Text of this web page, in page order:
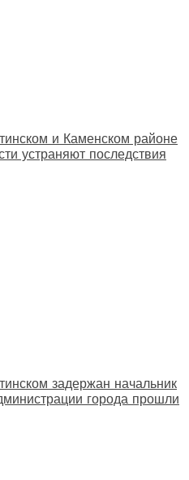
и Каменском районе
устраняют последствия
задержан начальник
города прошли